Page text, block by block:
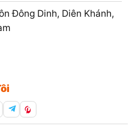
Đông Dinh, Diên Khánh,